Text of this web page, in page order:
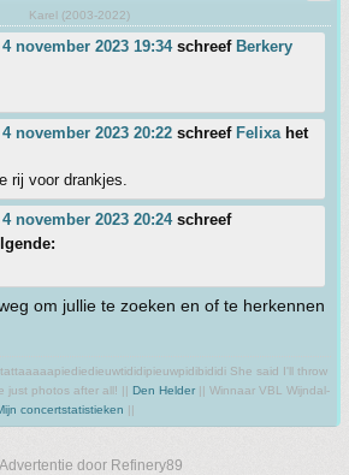
Karel (2003-2022)
november 2023 19:34schreef Berkery
november 2023 20:22 schreef Felixa het
rij voor drankjes.
november 2023 20:24schreef
om jullie te zoeken en of te herkennen
She said I'll throw
just photos after all! || Den Helder || Winnaar VBL Wijndal-
concertstatistieken ||
door Refinery89